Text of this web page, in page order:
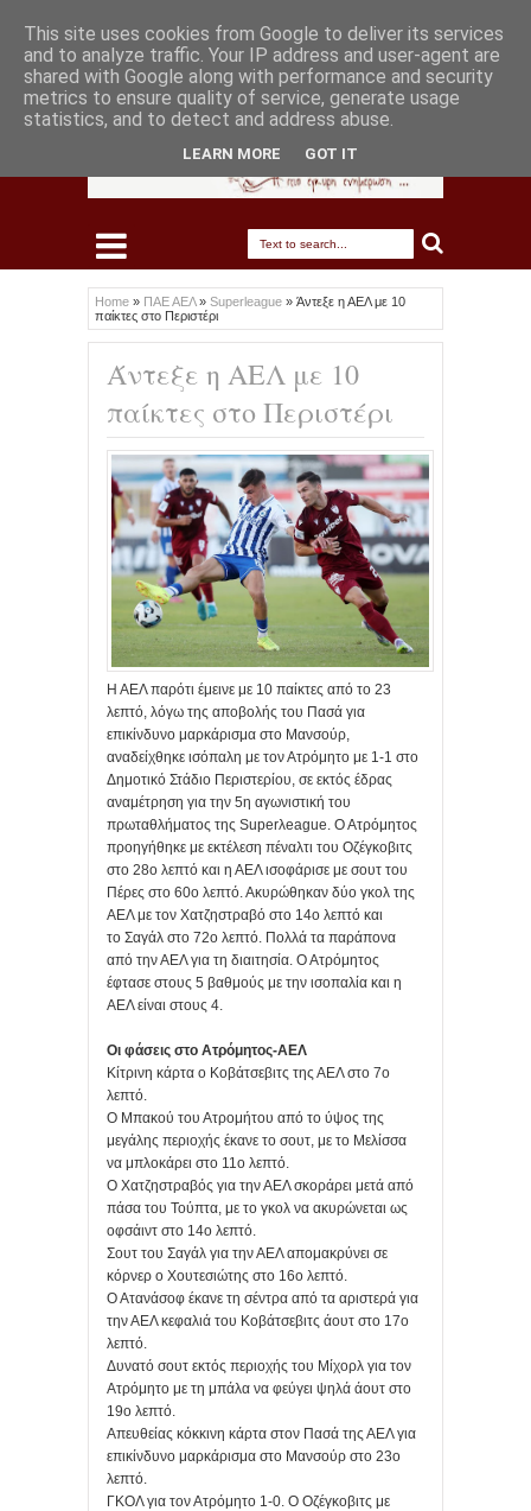
Home » ΠΑΕ ΑΕΛ» Superleague » Άντεξε η ΑΕΛ με 10
παίκτες στο Περιστέρι
Άντεξε η ΑΕΛ με 10
παίκτες στο Περιστέρι
Η ΑΕΛ παρότι έμεινε με 10 παίκτες από το 23
λεπτό, λόγω της αποβολής του Πασά για
επικίνδυνο μαρκάρισμα στο Μανσούρ,
αναδείχθηκε ισόπαλη με τον Ατρόμητο με 1-1 στο
Δημοτικό Στάδιο Περιστερίου, σε εκτός έδρας
αναμέτρηση για την 5η αγωνιστική του
πρωταθλήματος της Superλeague. Ο Ατρόμητος
προηγήθηκε με εκτέλεση πέναλτι του Οζέγκοβιτς
στο 28ο λεπτό και η ΑΕΛ ισοφάρισε με σουτ του
Πέρες στο 60ο λεπτό. Ακυρώθηκαν δύο γκολ της
ΑΕΛ με τον Χατζηστραβό στο 14ο λεπτό και
το Σαγάλ στο 72ο λεπτό. Πολλά τα παράπονα
από την ΑΕΛ για τη διαιτησία. Ο Ατρόμητος
έφτασε στους 5 βαθμούς με την ισοπαλία και η
ΑΕΛ είναι στους 4.
Οι φάσεις στο Ατρόμητος-ΑΕΛ
Κίτρινη κάρτα ο Κοβάτσεβιτς της ΑΕΛ στο 7ο
λεπτό.
Ο Μπακού του Ατρομήτου από το ύψος της
μεγάλης περιοχής έκανε το σουτ, με το Μελίσσα
να μπλοκάρει στο 11ο λεπτό.
Ο Χατζηστραβός για την ΑΕΛ σκοράρει μετά από
πάσα του Τούπτα, με το γκολ να ακυρώνεται ως
οφσάιντ στο 14ο λεπτό.
Σουτ του Σαγάλ για την ΑΕΛ απομακρύνει σε
κόρνερ ο Χουτεσιώτης στο 16ο λεπτό.
Ο Ατανάσοφ έκανε τη σέντρα από τα αριστερά για
την ΑΕΛ κεφαλιά του Κοβάτσεβιτς άουτ στο 17ο
λεπτό.
Δυνατό σουτ εκτός περιοχής του Μίχορλ για τον
Ατρόμητο με τη μπάλα να φεύγει ψηλά άουτ στο
19ο λεπτό.
Απευθείας κόκκινη κάρτα στον Πασά της ΑΕΛ για
επικίνδυνο μαρκάρισμα στο Μανσούρ στο 23ο
λεπτό.
ΓΚΟΛ για τον Ατρόμητο 1-0. Ο Οζέγκοβιτς με
This site uses cookies from Google to deliver its services
and to analyze traffic. Your IP address and user-agent are
shared with Google along with performance and security
metrics to ensure quality of service, generate usage
statistics, and to detect and address abuse.
LEARN MORE GOT IT